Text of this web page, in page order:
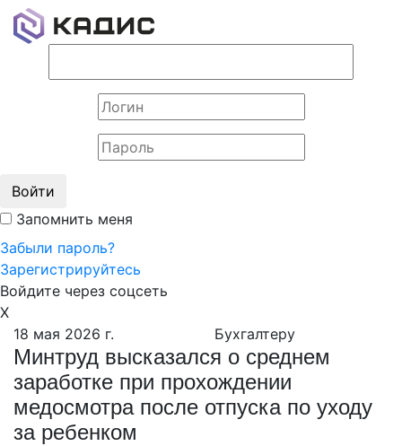
Войти
Запомнить меня
Забыли пароль?
Зарегистрируйтесь
Войдите через соцсеть
X
18 мая 2026 г.
Бухгалтеру
Минтруд высказался о среднем
заработке при прохождении
медосмотра после отпуска по уходу
за ребенком